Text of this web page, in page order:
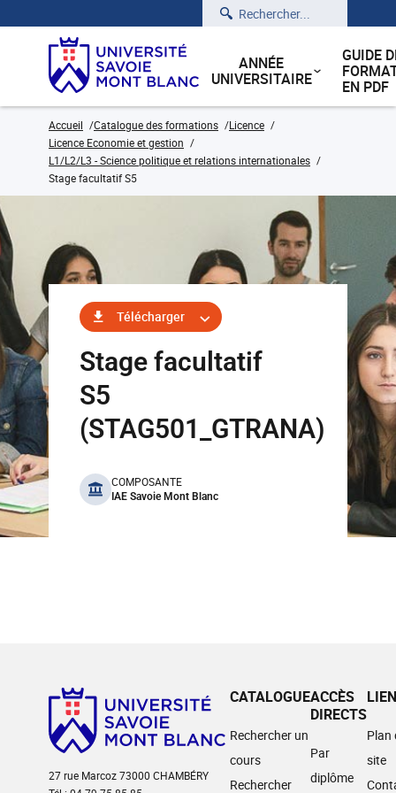
Rechercher
ANNÉE
UNIVERSITAIRE
GUIDE
EN PDF
Accueil Catalogue des formations
Licence
Licence Economie et gestion
L1/L2/L3 - Science politique et relations internationales
Stage facultatif S5
Télécharger
Stage facultatif
S5
(STAG501_GTRANA)
benefits
COMPOSANTE
IAE Savoie Mont Blanc
27 rue Marcoz 73000 CHAMBÉRY
CATALOGUE
Rechercher un
cours
Rechercher
ACCÈS
DIRECTS
Par
diplôme
Plan
site